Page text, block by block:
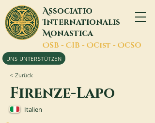
Associatio
Internationalis
Monastica
OSB - CIB - OCist - OCSO
UNS UNTERSTÜTZEN
< Zurück
Firenze-Lapo
Italien